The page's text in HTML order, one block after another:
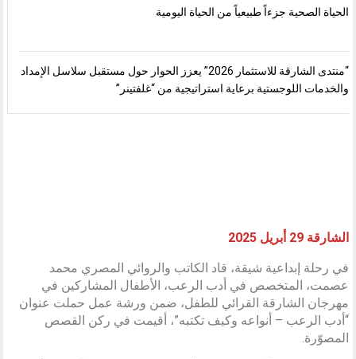
الحياة الصحية جزءاً طبيعياً من الحياة اليومية
“منتدى الشارقة للاستثمار 2026” يعزز الحوار حول مستقبل سلاسل الإمداد
والخدمات اللوجستية برعاية استراتيجية من “غلفتينر”
الشارقة 29 أبريل 2025
في رحلة إبداعية شيقة، قاد الكاتب والروائي المصري محمد
عصمت، المتخصص في أدب الرعب، الأطفال المشاركين في
مهرجان الشارقة القرائي للطفل، ضمن ورشة عمل حملت عنوان
“أدب الرعب – أنواعه وكيف تكتبه”، أقيمت في ركن القصص
المصوّرة.